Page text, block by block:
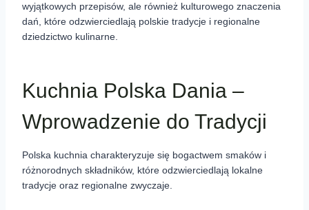
wyjątkowych przepisów, ale również kulturowego znaczenia
dań, które odzwierciedlają polskie tradycje i regionalne
dziedzictwo kulinarne.
Kuchnia Polska Dania –
Wprowadzenie do Tradycji
Polska kuchnia charakteryzuje się bogactwem smaków i
różnorodnych składników, które odzwierciedlają lokalne
tradycje oraz regionalne zwyczaje.